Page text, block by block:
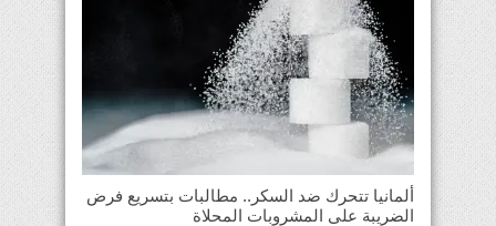
ألمانيا تتحرك ضد السكر.. مطالبات بتسريع فرض
الضريبة على المشروبات المحلاة